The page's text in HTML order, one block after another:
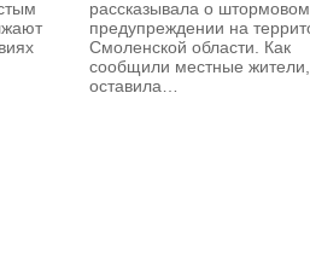
рассказывала о штормовом
предупреждении на
Смоленской области. Как
сообщили местные жители,
оставила…